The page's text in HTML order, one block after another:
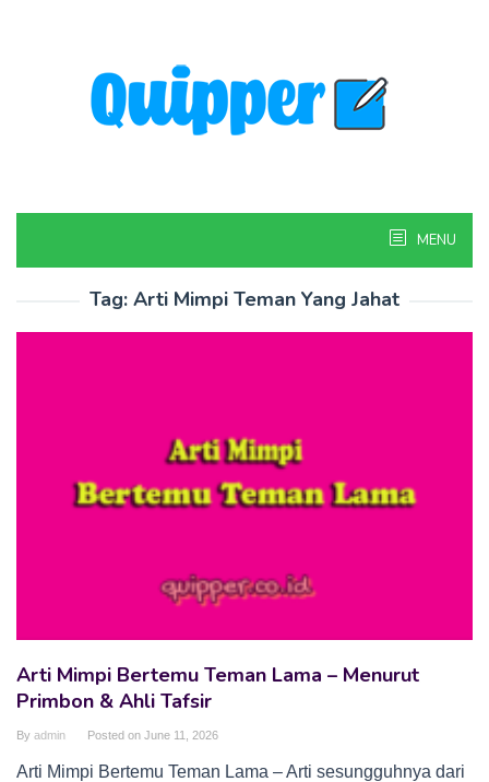
MENU
Tag: Arti Mimpi Teman Yang Jahat
Arti Mimpi Bertemu Teman Lama – Menurut
Primbon & Ahli Tafsir
By admin Posted on June 11, 2026
Arti Mimpi Bertemu Teman Lama – Arti sesungguhnya dari